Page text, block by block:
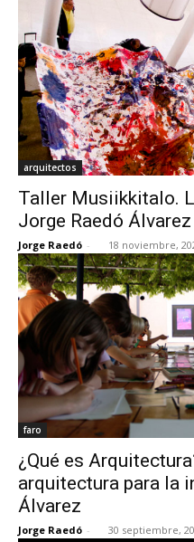
arquitectos
Taller Musiikkitalo.
Jorge Raedó Álvarez
Jorge Raedó - 18 noviembre,
faro
¿Qué es
arquitectura para la
Álvarez
Jorge Raedó - 30 septiembre,